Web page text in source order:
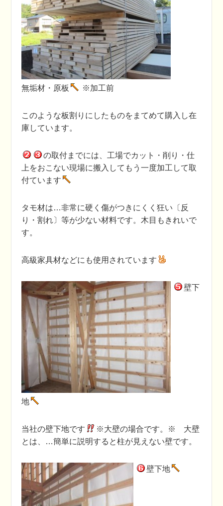
無垢材・原板 ※加工前
このような板割りにしたものをまてめて購入し在
庫しています。
の取付までには、工場でカット・削り・仕
上をおこない現場に搬入してもう一度加工して取
付ています
タモ材は…非常に硬く傷がつきにくく狂い〔反
り・割れ〕等が少ない材料です。木目もきれいで
す。
高級家具材などにも使用されています
壁下
地
当社の壁下地です
※大壁の場合です。※ 大壁
とは、…簡単に説明すると柱が見えない壁です。
壁下地